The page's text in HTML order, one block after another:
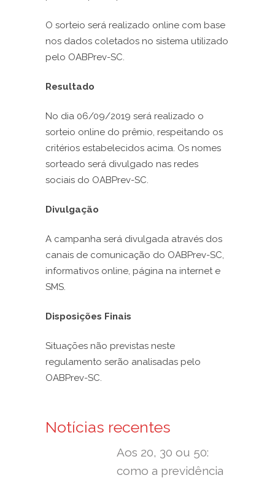
O sorteio será realizado online com base
nos dados coletados no sistema utilizado
pelo OABPrev-SC.
Resultado
No dia 06/09/2019 será realizado o
sorteio online do prêmio, respeitando os
critérios estabelecidos acima. Os nomes
sorteado será divulgado nas redes
sociais do OABPrev-SC.
Divulgação
A campanha será divulgada através dos
canais de comunicação do OABPrev-SC,
informativos online, página na internet e
SMS.
Disposições Finais
Situações não previstas neste
regulamento serão analisadas pelo
OABPrev-SC.
Notícias recentes
Aos 20, 30 ou 50:
como a previdência